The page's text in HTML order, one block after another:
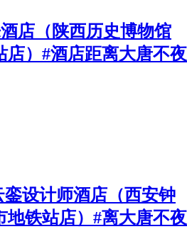
店（陕西历史博物馆
店）#酒店距离大唐不夜
銮设计师酒店（西安钟
地铁站店）#离大唐不夜